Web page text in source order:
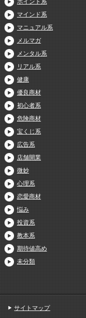
マインド系
マニュアル系
メルマガ
メンタル系
リアル系
健康
優良商材
初心者系
危険商材
宝くじ系
広告系
店舗開業
微妙
心理系
恋愛商材
悩み
投資系
教本系
期待値高め
未分類
サイトマップ